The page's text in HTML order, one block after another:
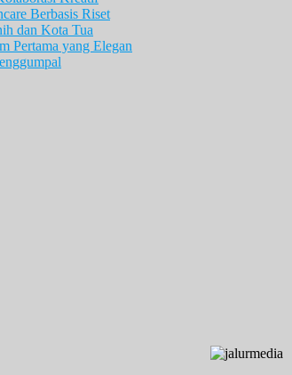
Berbasis Riset
dan Kota Tua
Pertama yang Elegan